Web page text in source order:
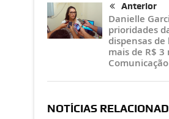
Anterior
Danielle
prioridades
dispensas de
mais de R$
Comunicação
NOTÍCIAS